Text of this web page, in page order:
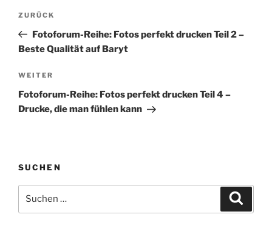
Beitragsnavigation
Vorheriger
Beitrag
ZURÜCK
Fotoforum-Reihe: Fotos perfekt drucken Teil 2 –
Beste Qualität auf Baryt
Nächster
Beitrag
WEITER
Fotoforum-Reihe: Fotos perfekt drucken Teil 4 –
Drucke, die man fühlen kann
SUCHEN
nach: